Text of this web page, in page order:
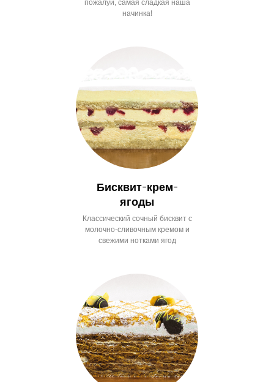
пожалуй, самая сладкая наша
начинка!
Бисквит-крем-
ягоды
Классический сочный бисквит с
молочно-сливочным кремом и
свежими нотками ягод